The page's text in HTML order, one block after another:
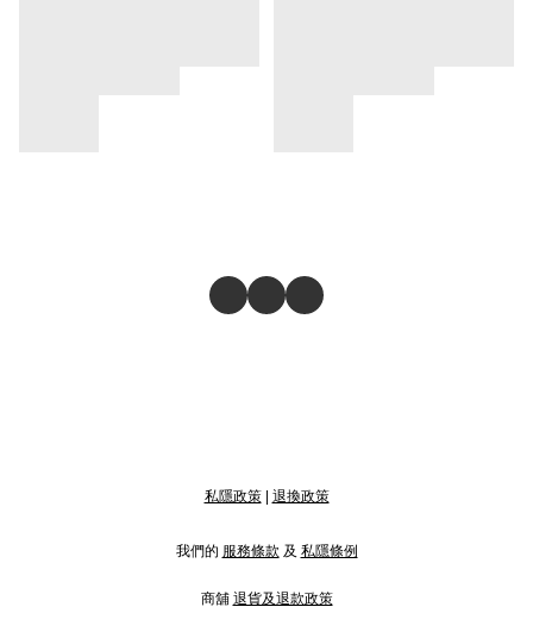
私隱政策| 退換政策
我們的 服務條款 及 私隱條例
商舖 退貨及退款政策